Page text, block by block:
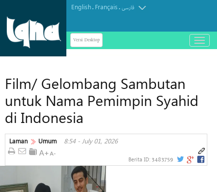
English. Français.فارسی
Versi Desktop
باز
و
Film/ Gelombang Sambutan
untuk Nama Pemimpin Syahid
di Indonesia
Laman Umum 8:54 - July 01, 2026
Berita ID: 3483759